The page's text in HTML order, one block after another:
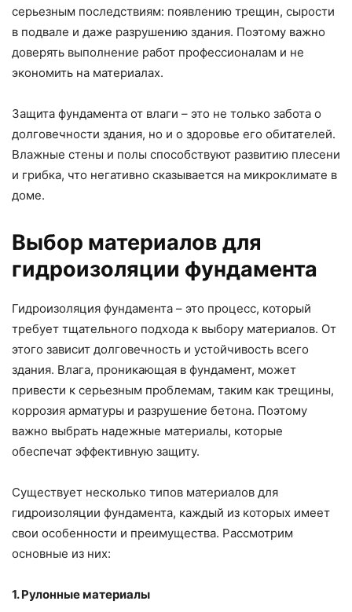
серьезным последствиям: появлению трещин, сырости
в подвале и даже разрушению здания. Поэтому важно
доверять выполнение работ профессионалам и не
экономить на материалах.
Защита фундамента от влаги – это не только забота о
долговечности здания, но и о здоровье его обитателей.
Влажные стены и полы способствуют развитию плесени
и грибка, что негативно сказывается на микроклимате в
доме.
Выбор материалов для
гидроизоляции фундамента
Гидроизоляция фундамента – это процесс, который
требует тщательного подхода к выбору материалов. От
этого зависит долговечность и устойчивость всего
здания. Влага, проникающая в фундамент, может
привести к серьезным проблемам, таким как трещины,
коррозия арматуры и разрушение бетона. Поэтому
важно выбрать надежные материалы, которые
обеспечат эффективную защиту.
Существует несколько типов материалов для
гидроизоляции фундамента, каждый из которых имеет
свои особенности и преимущества. Рассмотрим
основные из них:
1. Рулонные материалы